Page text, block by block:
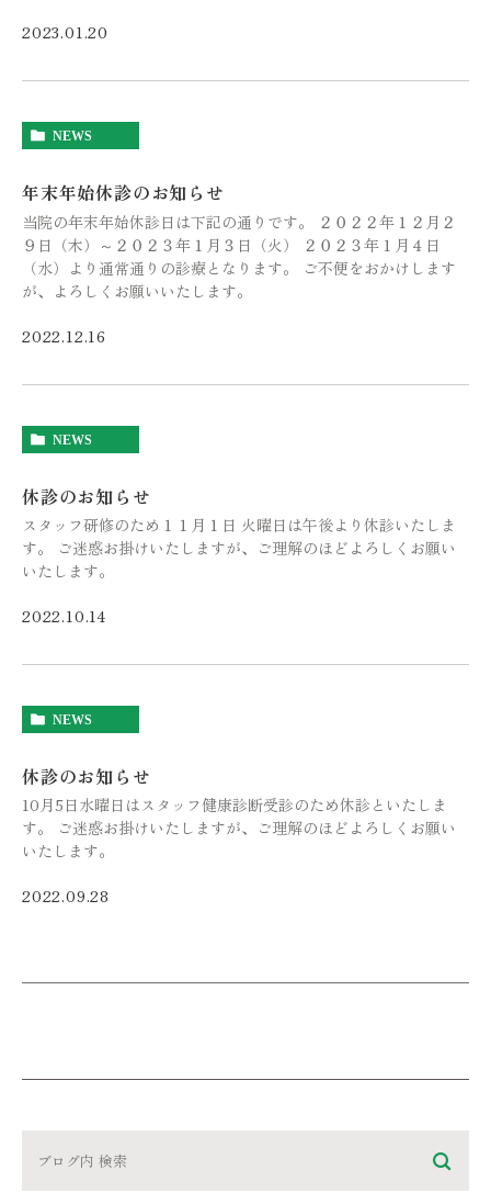
2023.01.20
NEWS
年末年始休診のお知らせ
当院の年末年始休診日は下記の通りです。 ２０２２年１２月２
９日（木）～２０２３年１月３日（火） ２０２３年１月４日
（水）より通常通りの診療となります。 ご不便をおかけします
が、よろしくお願いいたします。
2022.12.16
NEWS
休診のお知らせ
スタッフ研修のため１１月１日 火曜日は午後より休診いたしま
す。 ご迷惑お掛けいたしますが、ご理解のほどよろしくお願い
いたします。
2022.10.14
NEWS
休診のお知らせ
10月5日水曜日はスタッフ健康診断受診のため休診といたしま
す。 ご迷惑お掛けいたしますが、ご理解のほどよろしくお願い
いたします。
2022.09.28